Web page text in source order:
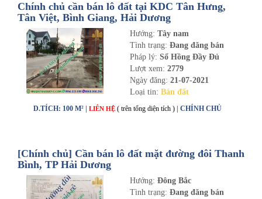
Chính chủ cần bán lô đất tại KDC Tân Hưng,
Tân Việt, Bình Giang, Hải Dương
Hướng: Tây nam
Tình trạng: Đang đăng bán
Pháp lý: Sổ Hồng Đầy Đủ
Lượt xem: 2779
Ngày đăng: 21-07-2021
Loại tin: Bán đất
D.TÍCH: 100 M² | LIÊN HỆ ( trên tổng diện tích ) | CHÍNH CHỦ
[Chính chủ] Cần bán lô đất mặt đường đôi Thanh
Bình, TP Hải Dương
Hướng: Đông Bắc
Tình trạng: Đang đăng bán